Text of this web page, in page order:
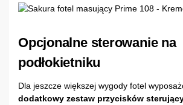
Opcjonalne sterowanie na
podłokietniku
Dla jeszcze większej wygody fotel
dodatkowy zestaw przycisków